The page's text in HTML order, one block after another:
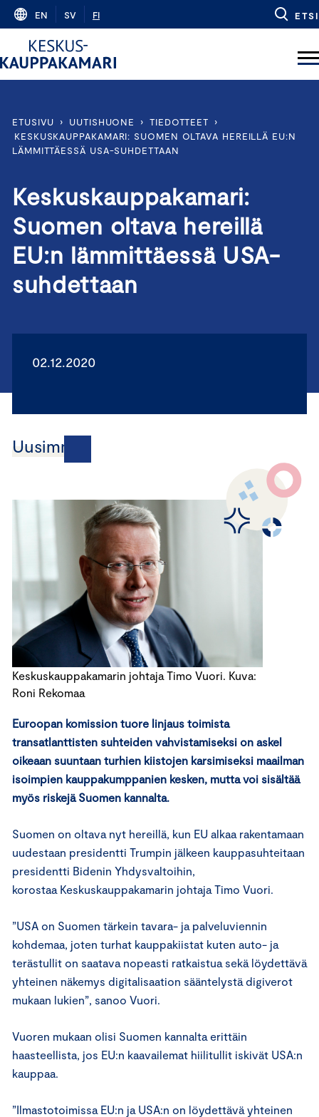
Skip
content
EN SV FI ETSI
ETUSIVU › UUTISHUONE › TIEDOTTEET
›
KESKUSKAUPPAKAMARI: SUOMEN OLTAVA HEREILLÄ EU:N
LÄMMITTÄESSÄ USA-SUHDETTAAN
Keskuskauppakamari:
Suomen oltava hereillä
EU:n lämmittäessä USA-
suhdettaan
02.12.2020
Uusimmat
Keskuskauppakamarin johtaja Timo Vuori. Kuva:
Roni Rekomaa
Euroopan komission tuore linjaus toimista
transatlanttisten suhteiden vahvistamiseksi on askel
oikeaan suuntaan turhien kiistojen karsimiseksi maailman
isoimpien kauppakumppanien kesken, mutta voi sisältää
myös riskejä Suomen kannalta.
Suomen on oltava nyt hereillä, kun EU alkaa rakentamaan
uudestaan presidentti Trumpin jälkeen kauppasuhteitaan
presidentti Bidenin Yhdysvaltoihin,
korostaa Keskuskauppakamarin johtaja Timo Vuori.
”USA on Suomen tärkein tavara- ja palveluviennin
kohdemaa, joten turhat kauppakiistat kuten auto- ja
terästullit on saatava nopeasti ratkaistua sekä löydettävä
yhteinen näkemys digitalisaation sääntelystä digiverot
mukaan lukien”, sanoo Vuori.
Vuoren mukaan olisi Suomen kannalta erittäin
haasteellista, jos EU:n kaavailemat hiilitullit iskivät USA:n
kauppaa.
”Ilmastotoimissa EU:n ja USA:n on löydettävä yhteinen